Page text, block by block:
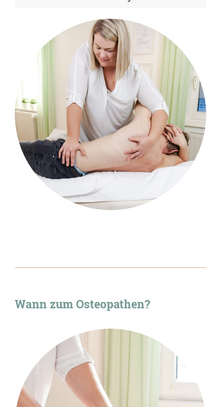
Wann zum Osteopathen?